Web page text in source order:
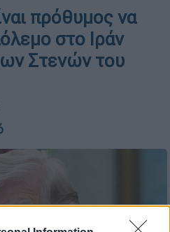
πρόθυμος να
στο Ιράν
Στενών του